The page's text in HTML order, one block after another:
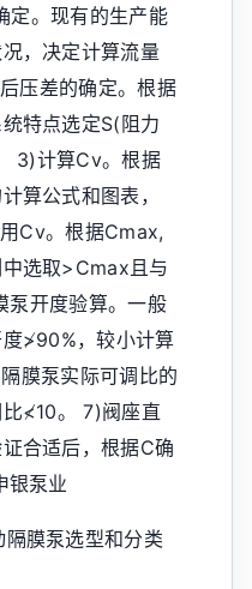
定。现有的生产能
，决定计算流量
压差的确定。根据
特点选定S(阻力
3)计算Cv。根据
算公式和图表，
Cv。根据Cmax,
选取>Cmax且与
泵开度验算。一般
≯90%，较小计算
膜泵实际可调比的
≮10。 7)阀座直
合适后，根据C确
银泵业
膜泵选型和分类